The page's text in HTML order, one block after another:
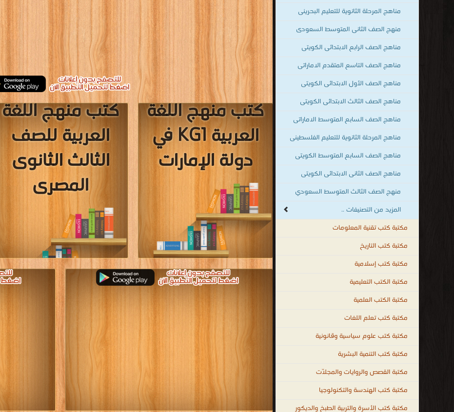
مناهج المرحلة الثانوية للتعليم البحرينى
منهج الصف الثانى المتوسط السعودى
مناهج الصف الرابع الابتدائى الكويتى
مناهج الصف التاسع المتقدم الاماراتى
مناهج الصف الأول الابتدائى الكويتى
مناهج الصف الثالث الابتدائى الكويتى
مناهج الصف السابع المتوسط الاماراتى
مناهج المرحلة الثانوية للتعليم الفلسطينى
مناهج الصف السابع المتوسط الكويتى
مناهج الصف الثانى الابتدائى الكويتى
منهج الصف الثالث المتوسط السعودي
المزيد من التصنيفات ..
مكتبة كتب تقنية المعلومات
مكتبة كتب التاريخ
مكتبة كتب إسلامية
مكتبة الكتب التعليمية
مكتبة الكتب العلمية
مكتبة كتب تعلم اللغات
مكتبة كتب علوم سياسية وقانونية
مكتبة كتب التنمية البشرية
مكتبة القصص والروايات والمجلّات
مكتبة كتب الهندسة والتكنولوجيا
مكتبة كتب الأسرة والتربية الطبخ والديكور
كتب منهج اللغة
العربية للصف
الثالث الثانوى
المصرى
قراءة و تحميل كتب في كتب منهج اللغة العربية
للصف الثالث الثانوى المصرى مجانا
كتب منهج اللغة
العربية KG1 في
دولة الإمارات
قراءة و تحميل كتب في كتب منهج اللغة العربية
KG1 في دولة الإمارات مجانا
[ 64 كتاب/كتب ]